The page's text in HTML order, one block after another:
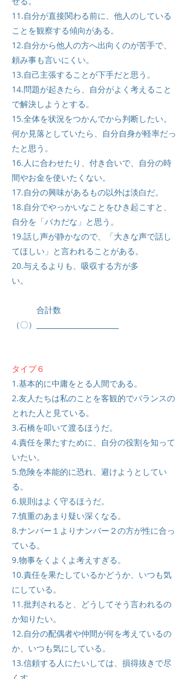
11.自分が直接関わる前に、他人のしている
ことを観察する傾向がある。
12.自分から他人の方へ出向くのが苦手で、
頼み事も言いにくい。
13.自己主張することが下手だと思う。
14.問題が起きたら、自分がよく考えること
で解決しようとする。
15.全体を状況をつかんでから判断したい。
何か見落としていたら、自分自身が軽率だっ
たと思う。
16.人に合わせたり、付き合いで、自分の時
間やお金を使いたくない。
17.自分の興味があるもの以外は淡白だ。
18.自分でやっかいなことをひき起こすと、
自分を「バカだな」と思う。
19.話し声が静かなので、「大きな声で話し
てほしい」と言われることがある。
20.与えるよりも、吸収する方が多
い。
合計数
（〇）
タイプ６
1.基本的に中庸をとる人間である。
2.友人たちは私のことを客観的でバランスの
とれた人と見ている。
3.石橋を叩いて渡るほうだ。
4.責任を果たすために、自分の役割を知って
いたい。
5.危険を本能的に恐れ、避けようとしてい
る。
6.規則はよく守るほうだ。
7.慎重のあまり疑い深くなる。
8.ナンバー１よりナンバー２の方が性に合っ
ている。
9.物事をくよくよ考えすぎる。
10.責任を果たしているかどうか、いつも気
にしている。
11.批判されると、どうしてそう言われるの
か知りたい。
12.自分の配偶者や仲間が何を考えているの
か、いつも気にしている。
13.信頼する人にたいしては、損得抜きで尽